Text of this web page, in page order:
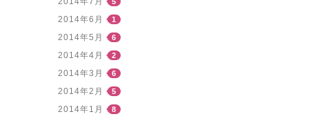
2014年6月 1
2014年5月 6
2014年4月 2
2014年3月 6
2014年2月 5
2014年1月 8